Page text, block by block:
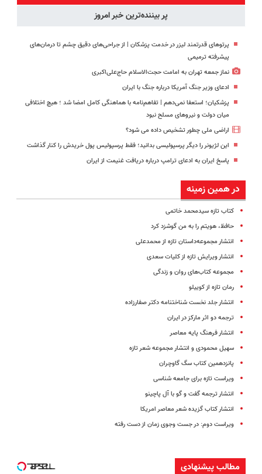
پر بیننده‌ترین خبر امروز
پرتوهای قدرتمند لیزر در خدمت پزشکان | از جراحی‌های دقیق چشم تا درمان‌های
پیشرفته ترمیمی
نماز جمعه تهران به امامت حجت‌الاسلام حاج‌علی‌اکبری
ادعای وزیر جنگ آمریکا درباره جنگ با ایران
پزشکیان؛ استعفا نمی‌دهم | تفاهم‌نامه با هماهنگی کامل امضا شد ؛ هیچ اختلافی
میان دولت و نیروهای مسلح نبود
اراضی ملی چطور تشخیص داده می شود؟
این لژیونر را دیگر پرسپولیسی بدانید؛ فقط پرسپولیس پول خریدش را کنار گذاشت
پاسخ ایران به ادعای ترامپ درباره دریافت غنیمت از ایران
در همین زمینه
کتاب تازه سیدمحمد خاتمی
حافظ، هویتم را به من گوشزد کرد
انتشار مجموعه‌داستان تازه از محمدعلی
انتشار ویرایش تازه از کلیات سعدی
مجموعه کتاب‌های روان و زندگی
رمان تازه از کوییلو
انتشار جلد نخست شناختنامه دکتر صفارزاده
ترجمه دو اثر مارکز در ایران
انتشار فرهنگ پایه معاصر
سهیل محمودی و انتشار مجموعه شعر تازه
پانزدهمین کتاب سگ گاوچران
ویراست تازه برای جامعه شناسی
انتشار ترجمه گفت‌ و گو با آل پاچینو
انتشار کتاب گزیده شعر معاصر امریکا
ویراست دوم: در جست وجوی زمان از دست رفته
مطالب پیشنهادی